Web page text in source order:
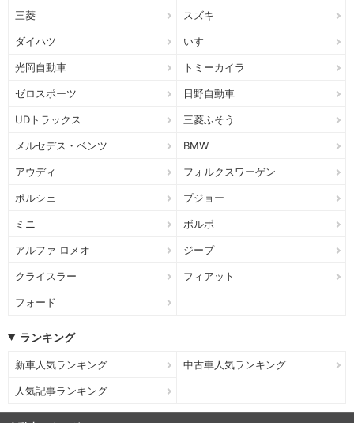
三菱 スズキ
ダイハツ いすゞ
光岡自動車 トミーカイラ
ゼロスポーツ 日野自動車
UDトラックス 三菱ふそう
メルセデス・ベンツ BMW
アウディ フォルクスワーゲン
ポルシェ プジョー
ミニ ボルボ
アルファ ロメオ ジープ
クライスラー フィアット
フォード
ランキング
新車人気ランキング 中古車人気ランキング
人気記事ランキング